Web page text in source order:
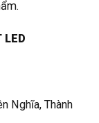
LED
Nghĩa, Thành